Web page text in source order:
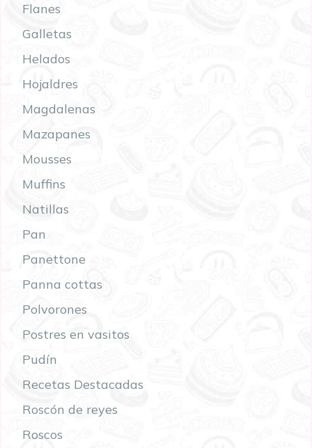
Flanes
Galletas
Helados
Hojaldres
Magdalenas
Mazapanes
Mousses
Muffins
Natillas
Pan
Panettone
Panna cottas
Polvorones
Postres en vasitos
Pudín
Recetas Destacadas
Roscón de reyes
Roscos